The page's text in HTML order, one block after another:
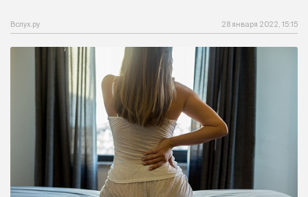
Вслух.ру 28 января 2022, 15:15